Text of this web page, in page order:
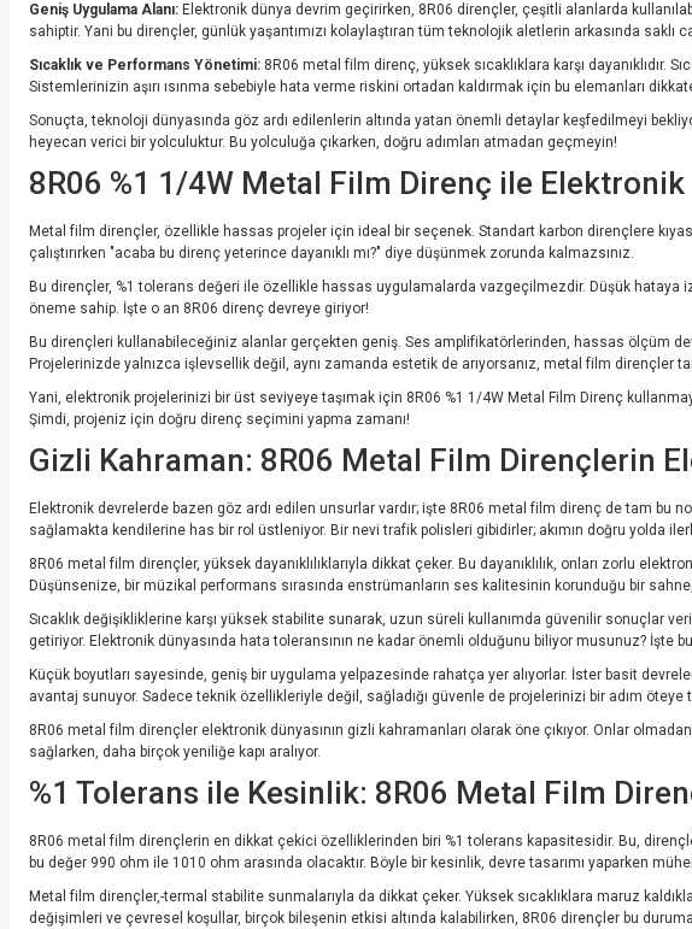
Geniş Uygulama Alanı: Elektronik dünya devrim geçirirken, 8R06 dirençler, çeşitli alanlarda
sahiptir. Yani bu dirençler, günlük yaşantımızı kolaylaştıran tüm teknolojik aletlerin arkasında
Sıcaklık ve Performans Yönetimi: 8R06 metal film direnç, yüksek sıcaklıklara karşı dayanıklıdır.
Sistemlerinizin aşırı ısınma sebebiyle hata verme riskini ortadan kaldırmak için bu elemanları
Sonuçta, teknoloji dünyasında göz ardı edilenlerin altında yatan önemli detaylar keşfedilmeyi
heyecan verici bir yolculuktur. Bu yolculuğa çıkarken, doğru adımları atmadan geçmeyin!
8R06 %1 1/4W Metal Film Direnç ile
Metal film dirençler, özellikle hassas projeler için ideal bir seçenek. Standart karbon dirençlere
çalıştırırken "acaba bu direnç yeterince dayanıklı mı?" diye düşünmek zorunda kalmazsınız.
Bu dirençler, %1 tolerans değeri ile özellikle hassas uygulamalarda vazgeçilmezdir. Düşük hataya
öneme sahip. İşte o an 8R06 direnç devreye giriyor!
Bu dirençleri kullanabileceğiniz alanlar gerçekten geniş. Ses amplifikatörlerinden, hassas ölçüm
Projelerinizde yalnızca işlevsellik değil, aynı zamanda estetik de arıyorsanız, metal film dirençler
Yani, elektronik projelerinizi bir üst seviyeye taşımak için 8R06 %1 1/4W Metal Film Direnç
Şimdi, projeniz için doğru direnç seçimini yapma zamanı!
Gizli Kahraman: 8R06 Metal Film Dirençlerin
Elektronik devrelerde bazen göz ardı edilen unsurlar vardır; işte 8R06 metal film direnç de tam bu
sağlamakta kendilerine has bir rol üstleniyor. Bir nevi trafik polisleri gibidirler; akımın doğru yolda
8R06 metal film dirençler, yüksek dayanıklılıklarıyla dikkat çeker. Bu dayanıklılık, onları zorlu
Düşünsenize, bir müzikal performans sırasında enstrümanların ses kalitesinin korunduğu bir
Sıcaklık değişikliklerine karşı yüksek stabilite sunarak, uzun süreli kullanımda güvenilir sonuçlar
getiriyor. Elektronik dünyasında hata toleransının ne kadar önemli olduğunu biliyor musunuz?
Küçük boyutları sayesinde, geniş bir uygulama yelpazesinde rahatça yer alıyorlar. İster basit
avantaj sunuyor. Sadece teknik özellikleriyle değil, sağladığı güvenle de projelerinizi bir adım öteye
8R06 metal film dirençler elektronik dünyasının gizli kahramanları olarak öne çıkıyor. Onlar
sağlarken, daha birçok yeniliğe kapı aralıyor.
%1 Tolerans ile Kesinlik: 8R06 Metal Film
8R06 metal film dirençlerin en dikkat çekici özelliklerinden biri %1 tolerans kapasitesidir. Bu,
bu değer 990 ohm ile 1010 ohm arasında olacaktır. Böyle bir kesinlik, devre tasarımı yaparken
Metal film dirençler,-termal stabilite sunmalarıyla da dikkat çeker. Yüksek sıcaklıklara maruz
değişimleri ve çevresel koşullar, birçok bileşenin etkisi altında kalabilirken, 8R06 dirençler bu duruma